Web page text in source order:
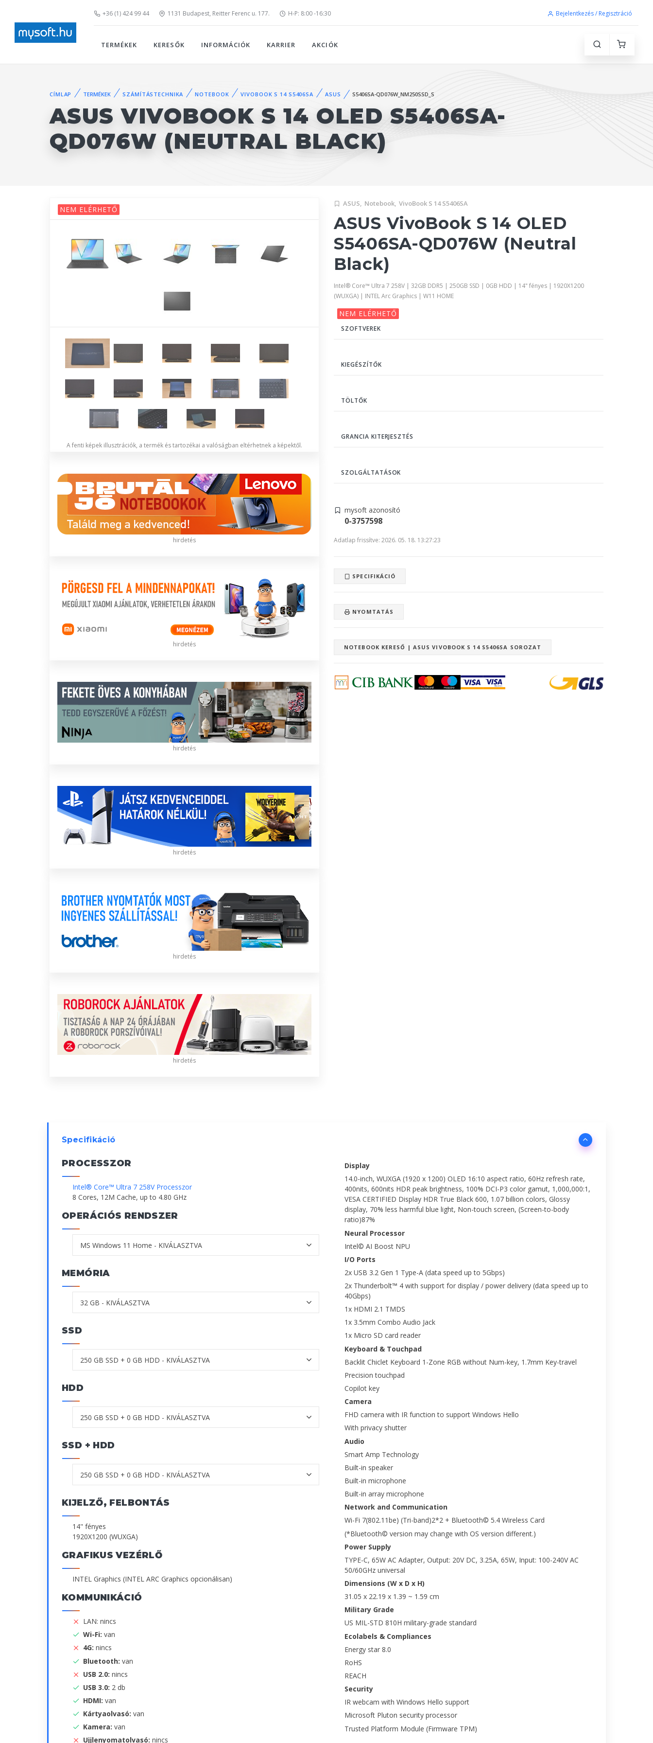
+36 (1) 424 99 44 1131 Budapest, Reitter Ferenc u. 177. H-P: 8:00 -16:30 Bejelentkezés / Regisztráció
TERMÉKEK KERESŐK INFORMÁCIÓK KARRIER AKCIÓK
CÍMLAP TERMÉKEK SZÁMÍTÁSTECHNIKA NOTEBOOK VIVOBOOK S 14 S5406SA ASUS S5406SA-QD076W_NM250SSD_S
ASUS VIVOBOOK S 14 OLED S5406SA-
QD076W (NEUTRAL BLACK)
NEM ELÉRHETŐ
A fenti képek illusztrációk, a termék és tartozékai a valóságban eltérhetnek a képektől.
hirdetés
hirdetés
hirdetés
hirdetés
hirdetés
hirdetés
ASUS, Notebook, VivoBook S 14 S5406SA
ASUS VivoBook S 14 OLED
S5406SA-QD076W (Neutral
Black)
Intel® Core™ Ultra 7 258V | 32GB DDR5 | 250GB SSD | 0GB HDD | 14" fényes | 1920X1200
(WUXGA) | INTEL Arc Graphics | W11 HOME
NEM ELÉRHETŐ
SZOFTVEREK
KIEGÉSZÍTŐK
TÖLTŐK
GRANCIA KITERJESZTÉS
SZOLGÁLTATÁSOK
mysoft azonosító
0-3757598
Adatlap frissítve: 2026. 05. 18. 13:27:23
SPECIFIKÁCIÓ
NYOMTATÁS
NOTEBOOK KERESŐ | ASUS VIVOBOOK S 14 S5406SA SOROZAT
Specifikáció
PROCESSZOR
Intel® Core™ Ultra 7 258V Processzor
8 Cores, 12M Cache, up to 4.80 GHz
OPERÁCIÓS RENDSZER
MEMÓRIA
SSD
HDD
SSD + HDD
KIJELZŐ, FELBONTÁS
14" fényes
1920X1200 (WUXGA)
GRAFIKUS VEZÉRLŐ
INTEL Graphics (INTEL ARC Graphics opcionálisan)
KOMMUNIKÁCIÓ
LAN: nincs
Wi-Fi: van
4G: nincs
Bluetooth: van
USB 2.0: nincs
USB 3.0: 2 db
HDMI: van
Kártyaolvasó: van
Kamera: van
Ujjlenyomatolvasó: nincs
Display
14.0-inch, WUXGA (1920 x 1200) OLED 16:10 aspect ratio, 60Hz refresh rate,
400nits, 600nits HDR peak brightness, 100% DCI-P3 color gamut, 1,000,000:1,
VESA CERTIFIED Display HDR True Black 600, 1.07 billion colors, Glossy
display, 70% less harmful blue light, Non-touch screen, (Screen-to-body
ratio)87%
Neural Processor
Intel© AI Boost NPU
I/O Ports
2x USB 3.2 Gen 1 Type-A (data speed up to 5Gbps)
2x Thunderbolt™ 4 with support for display / power delivery (data speed up to
40Gbps)
1x HDMI 2.1 TMDS
1x 3.5mm Combo Audio Jack
1x Micro SD card reader
Keyboard & Touchpad
Backlit Chiclet Keyboard 1-Zone RGB without Num-key, 1.7mm Key-travel
Precision touchpad
Copilot key
Camera
FHD camera with IR function to support Windows Hello
With privacy shutter
Audio
Smart Amp Technology
Built-in speaker
Built-in microphone
Built-in array microphone
Network and Communication
Wi-Fi 7(802.11be) (Tri-band)2*2 + Bluetooth© 5.4 Wireless Card
(*Bluetooth© version may change with OS version different.)
Power Supply
TYPE-C, 65W AC Adapter, Output: 20V DC, 3.25A, 65W, Input: 100-240V AC
50/60GHz universal
Dimensions (W x D x H)
31.05 x 22.19 x 1.39 ~ 1.59 cm
Military Grade
US MIL-STD 810H military-grade standard
Ecolabels & Compliances
Energy star 8.0
RoHS
REACH
Security
IR webcam with Windows Hello support
Microsoft Pluton security processor
Trusted Platform Module (Firmware TPM)